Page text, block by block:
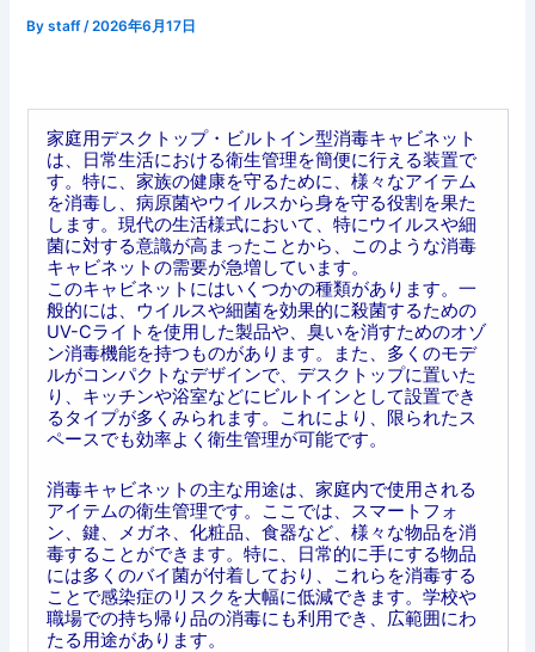
Bystaff /2026年6月17日
家庭用デスクトップ・ビルトイン型消毒キャビネット
は、日常生活における衛生管理を簡便に行える装置で
す。特に、家族の健康を守るために、様々なアイテム
を消毒し、病原菌やウイルスから身を守る役割を果た
します。現代の生活様式において、特にウイルスや細
菌に対する意識が高まったことから、このような消毒
キャビネットの需要が急増しています。
このキャビネットにはいくつかの種類があります。一
般的には、ウイルスや細菌を効果的に殺菌するための
UV-Cライトを使用した製品や、臭いを消すためのオゾ
ン消毒機能を持つものがあります。また、多くのモデ
ルがコンパクトなデザインで、デスクトップに置いた
り、キッチンや浴室などにビルトインとして設置でき
るタイプが多くみられます。これにより、限られたス
ペースでも効率よく衛生管理が可能です。
消毒キャビネットの主な用途は、家庭内で使用される
アイテムの衛生管理です。ここでは、スマートフォ
ン、鍵、メガネ、化粧品、食器など、様々な物品を消
毒することができます。特に、日常的に手にする物品
には多くのバイ菌が付着しており、これらを消毒する
ことで感染症のリスクを大幅に低減できます。学校や
職場での持ち帰り品の消毒にも利用でき、広範囲にわ
たる用途があります。